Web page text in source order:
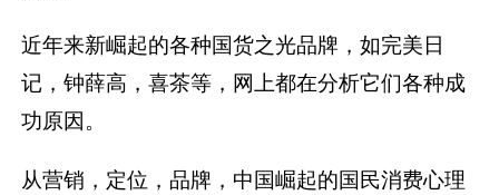
近年来新崛起的各种国货之光品牌，如完美日
记，钟薛高，喜茶等，网上都在分析它们各种成
功原因。
从营销，定位，品牌，中国崛起的国民消费心理